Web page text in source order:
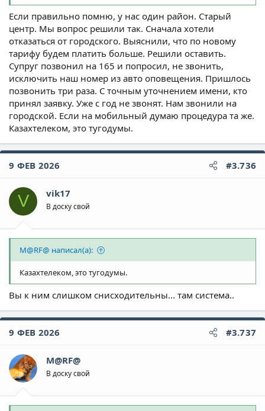
Если правильно помню, у нас один район. Старый
центр. Мы вопрос решили так. Сначала хотели
отказаться от городского. Выяснили, что по новому
тарифу будем платить больше. Решили оставить.
Супруг позвонил на 165 и попросил, не звонить,
исключить наш номер из авто оповещения. Пришлось
позвонить три раза. С точным уточнением имени, кто
принял заявку. Уже с год не звонят. Нам звонили на
городской. Если на мобильный думаю процедура та же.
Казахтелеком, это тугодумы.
9 ФЕВ 2026 #3.736
V vik17
В доску свой
M@RF@ написал(а):
Казахтелеком, это тугодумы.
Вы к ним слишком снисходительны... там система..
9 ФЕВ 2026 #3.737
M@RF@
В доску свой